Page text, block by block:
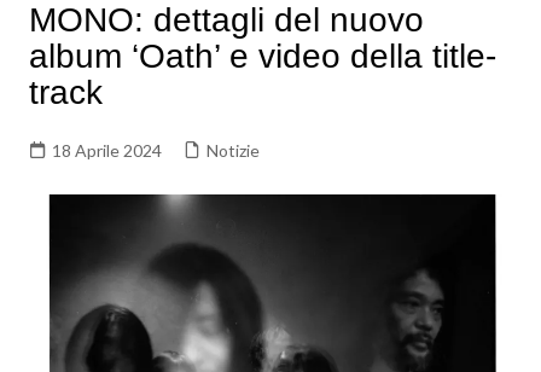
MONO: dettagli del nuovo
album ‘Oath’ e video della title-
track
18 Aprile 2024 Notizie